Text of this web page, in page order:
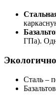
ГПа).
Сталь –